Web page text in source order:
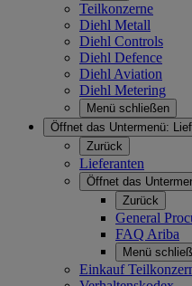
Teilkonzerne
Diehl Metall
Diehl Controls
Diehl Defence
Diehl Aviation
Diehl Metering
Menü schließen
Öffnet das Untermenü:
Zurück
Lieferanten
Öffnet das
Zurück
General
FAQ Ariba
Menü
Einkauf